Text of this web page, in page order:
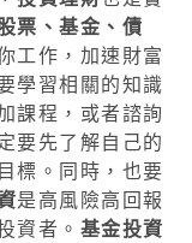
票、基金、債
工作，加速財富
學習相關的知識
課程，或者諮詢
要先了解自己的
標。同時，也要
是高風險高回報
資者。 基金投資